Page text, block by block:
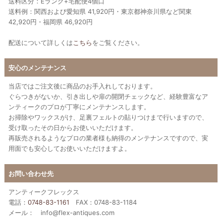
送料例：関西および愛知県 41,920円・東京都神奈川県など関東
42,920円・福岡県 46,920円
配送について詳しくは こちらをご覧ください。
安心のメンテナンス
当店ではご注文後に商品のお手入れしております。
ぐらつきがないか、引き出しや扉の開閉チェックなど、経験豊富なア
ンティークのプロが丁寧にメンテナンスします。
お掃除やワックスがけ、足裏フェルトの貼りつけまで行いますので、
受け取ったその日からお使いいただけます。
再販売されるようなプロの業者様も納得のメンテナンスですので、実
用面でも安心してお使いいただけますよ。
お問い合わせ先
アンティークフレックス
電話： 0748-83-1161 FAX：0748-83-1184
メール： info@flex-antiques.com